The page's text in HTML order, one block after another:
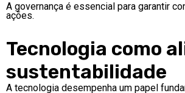
A governança é essencial para garantir
ações.
Tecnologia como
sustentabilidade
A tecnologia desempenha um papel